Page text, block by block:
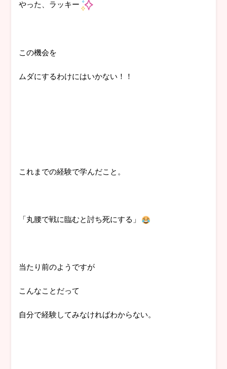
やった、ラッキー
この機会を
ムダにするわけにはいかない！！
これまでの経験で学んだこと。
「丸腰で戦に臨むと討ち死にする」
当たり前のようですが
こんなことだって
自分で経験してみなければわからない。